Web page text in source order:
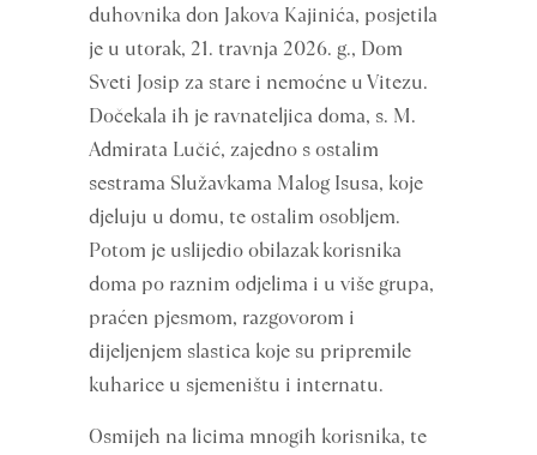
duhovnika don Jakova Kajinića, posjetila
je u utorak, 21. travnja 2026. g., Dom
Sveti Josip za stare i nemoćne u Vitezu.
Dočekala ih je ravnateljica doma, s. M.
Admirata Lučić, zajedno s ostalim
sestrama Služavkama Malog Isusa, koje
djeluju u domu, te ostalim osobljem.
Potom je uslijedio obilazak korisnika
doma po raznim odjelima i u više grupa,
praćen pjesmom, razgovorom i
dijeljenjem slastica koje su pripremile
kuharice u sjemeništu i internatu.
Osmijeh na licima mnogih korisnika, te